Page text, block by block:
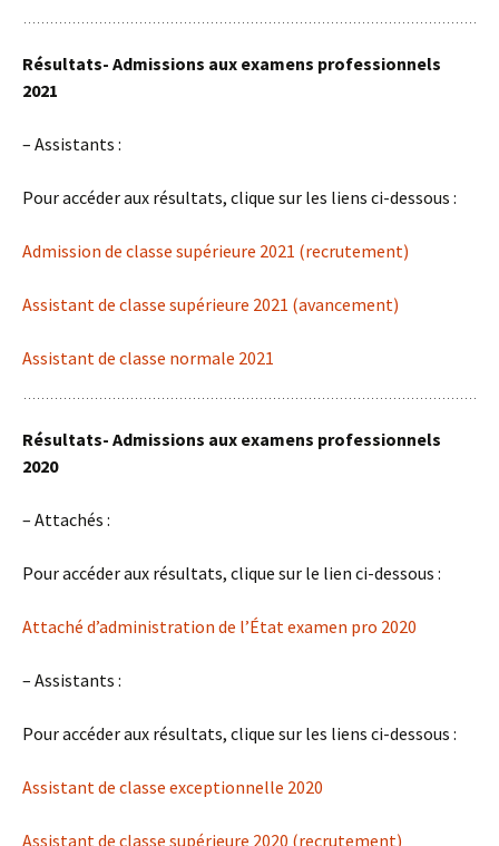
Résultats- Admissions aux examens professionnels
2021
– Assistants :
Pour accéder aux résultats, clique sur les liens ci-dessous :
Admission de classe supérieure 2021 (recrutement)
Assistant de classe supérieure 2021 (avancement)
Assistant de classe normale 2021
Résultats- Admissions aux examens professionnels
2020
– Attachés :
Pour accéder aux résultats, clique sur le lien ci-dessous :
Attaché d’administration de l’État examen pro 2020
– Assistants :
Pour accéder aux résultats, clique sur les liens ci-dessous :
Assistant de classe exceptionnelle 2020
Assistant de classe supérieure 2020 (recrutement)